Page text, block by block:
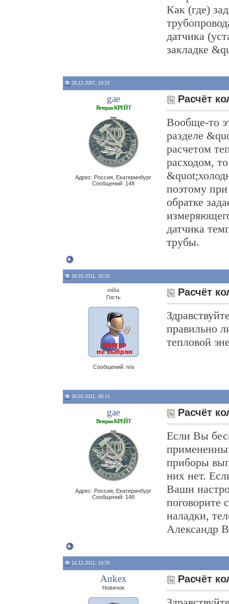
Как (где)
датчика
закладке
28.12.2007, 10:31
gae
Ветеран КРЕЙТ
Адрес: Россия, Екатеринбург
Сообщений: 148
Расчёт
Вообще-то
разделе
расчетом
расходом,
поэтому
обратке
датчика
трубы.
29.03.2011, 20:20
miha
Гость
Сообщений: n/a
Расчёт
правильно
тепловой
30.03.2011, 08:13
gae
Ветеран КРЕЙТ
Адрес: Россия, Екатеринбург
Сообщений: 148
Расчёт
Если Вы
приборы
них нет.
Ваши
поговорите
наладки,
Александр
14.12.2011, 10:55
Ankex
Новичок
Расчёт